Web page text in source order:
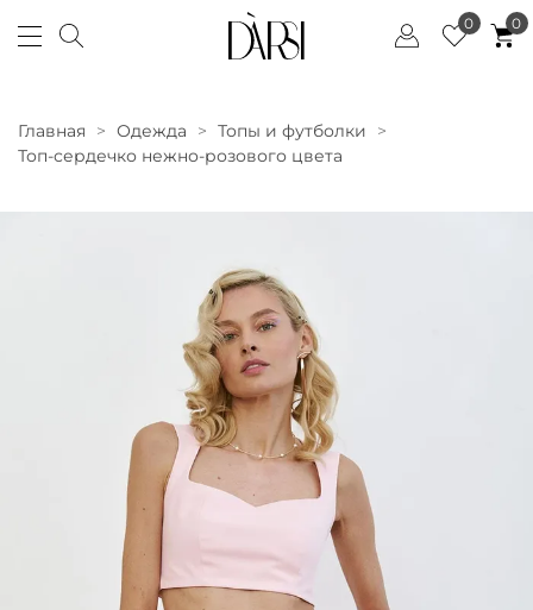
0 0
Главная Одежда
Топы и футболки
Топ-сердечко нежно-розового цвета